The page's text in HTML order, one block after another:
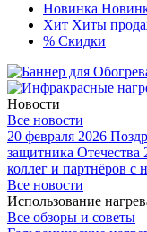
Новинка
Хит Хиты
% Скидки
Новости
Все новости
20 февраля 2026
защитника Отечества
коллег и партнёров
Все новости
Использование
Все обзоры и советы